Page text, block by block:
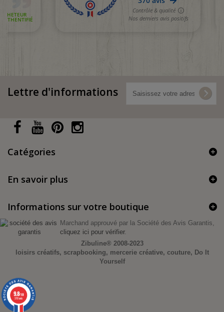
Lettre d'informations
Catégories
En savoir plus
Informations sur votre boutique
Marchand approuvé par la Société des Avis Garantis,
cliquez ici pour vérifier.
Zibuline® 2008-2023
loisirs créatifs, scrapbooking, mercerie créative, couture, Do It
Yourself
9.8/10
370 avis